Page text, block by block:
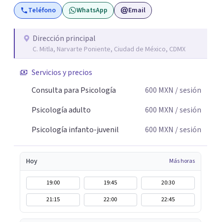
Teléfono WhatsApp Email
Dirección principal
C. Mitla, Narvarte Poniente, Ciudad de México, CDMX
Servicios y precios
Consulta para Psicología
600 MXN / sesión
Psicología adulto
600 MXN / sesión
Psicología infanto-juvenil
600 MXN / sesión
Hoy Más horas
19:00 19:45
20:30
21:15
22:00 22:45